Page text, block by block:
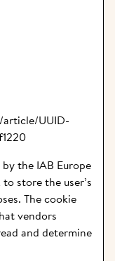
UUID-
by the IAB Europe
store the user’s
The cookie
vendors
and determine